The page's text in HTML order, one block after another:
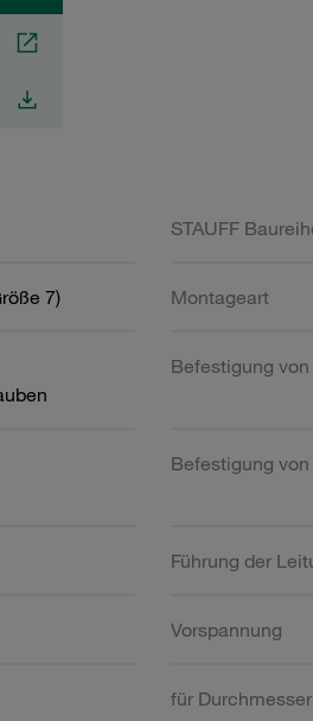
STAUFF
7) Montageart
Befestigung von
Befestigung
Führung der
Vorspannung
für